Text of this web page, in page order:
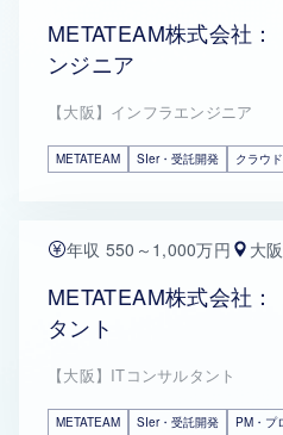
METATEAM株式会社
ンジニア
【大阪】インフラエンジニア
METATEAM SIer・受託開発 クラウ
年収 550～1,000万円 大
METATEAM株式会社
タント
【大阪】ITコンサルタント
METATEAM SIer・受託開発 PM・プ